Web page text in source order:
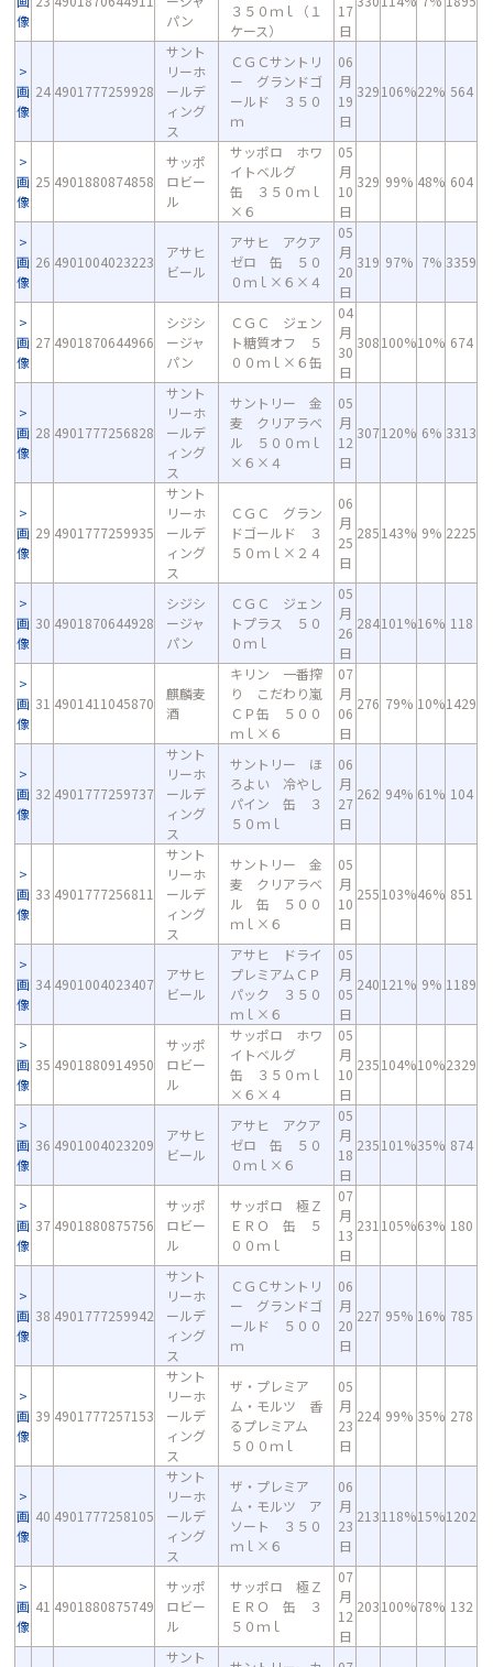
像
パン
３５０ｍｌ（１
ケース）
17
日
画
像
24 4901777259928
サント
リーホ
ールデ
ィング
ス
ＣＧＣサントリ
ー グランドゴ
ールド ３５０
ｍ
06
月
19
日
329106%22% 564
画
像
25 4901880874858
サッポ
ロビー
ル
サッポロ ホワ
イトベルグ
缶 ３５０ｍｌ
×６
05
月
10
日
329 99% 48% 604
画
像
26 4901004023223
アサヒ
ビール
アサヒ アクア
ゼロ 缶 ５０
０ｍｌ×６×４
05
月
20
日
319 97% 7% 3359
画
像
27 4901870644966
シジシ
ージャ
パン
ＣＧＣ ジェン
ト糖質オフ ５
００ｍｌ×６缶
04
月
30
日
308100%10% 674
画
像
28 4901777256828
サント
リーホ
ールデ
ィング
ス
サントリー 金
麦 クリアラベ
ル ５００ｍｌ
×６×４
05
月
12
日
307120% 6% 3313
画
像
29 4901777259935
サント
リーホ
ールデ
ィング
ス
ＣＧＣ グラン
ドゴールド ３
５０ｍｌ×２４
06
月
25
日
285143% 9% 2225
画
像
30 4901870644928
シジシ
ージャ
パン
ＣＧＣ ジェン
トプラス ５０
０ｍｌ
05
月
26
日
284101%16% 118
画
像
31 4901411045870
麒麟麦
酒
キリン 一番搾
り こだわり嵐
ＣＰ缶 ５００
ｍｌ×６
07
月
06
日
276 79% 10%1429
画
像
32 4901777259737
サント
リーホ
ールデ
ィング
ス
サントリー ほ
ろよい 冷やし
パイン 缶 ３
５０ｍｌ
06
月
27
日
262 94% 61% 104
画
像
33 4901777256811
サント
リーホ
ールデ
ィング
ス
サントリー 金
麦 クリアラベ
ル 缶 ５００
ｍｌ×６
05
月
10
日
255103%46% 851
画
像
34 4901004023407
アサヒ
ビール
アサヒ ドライ
プレミアムＣＰ
パック ３５０
ｍｌ×６
05
月
05
日
240121% 9% 1189
画
像
35 4901880914950
サッポ
ロビー
ル
サッポロ ホワ
イトベルグ
缶 ３５０ｍｌ
×６×４
05
月
10
日
235104%10%2329
画
像
36 4901004023209
アサヒ
ビール
アサヒ アクア
ゼロ 缶 ５０
０ｍｌ×６
05
月
18
日
235101%35% 874
画
像
37 4901880875756
サッポ
ロビー
ル
サッポロ 極Ｚ
ＥＲＯ 缶 ５
００ｍｌ
07
月
13
日
231 105%63% 180
画
像
38 4901777259942
サント
リーホ
ールデ
ィング
ス
ＣＧＣサントリ
ー グランドゴ
ールド ５００
ｍ
06
月
20
日
227 95% 16% 785
画
像
39 4901777257153
サント
リーホ
ールデ
ィング
ス
ザ・プレミア
ム・モルツ 香
るプレミアム
５００ｍｌ
05
月
23
日
224 99% 35% 278
画
像
40 4901777258105
サント
リーホ
ールデ
ィング
ス
ザ・プレミア
ム・モルツ ア
ソート ３５０
ｍｌ×６
06
月
23
日
213118%15%1202
画
像
41 4901880875749
サッポ
ロビー
ル
サッポロ 極Ｚ
ＥＲＯ 缶 ３
５０ｍｌ
07
月
12
日
203100%78% 132
サント